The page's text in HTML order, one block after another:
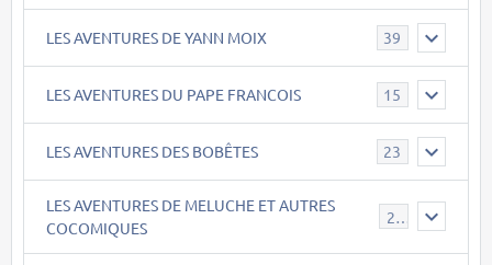
LES AVENTURES DE YANN MOIX 39
LES AVENTURES DU PAPE FRANCOIS 15
LES AVENTURES DES BOBÊTES 23
LES AVENTURES DE MELUCHE ET AUTRES
COCOMIQUES
22